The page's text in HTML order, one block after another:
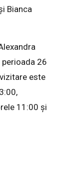
Bianca
26
este
11:00 și